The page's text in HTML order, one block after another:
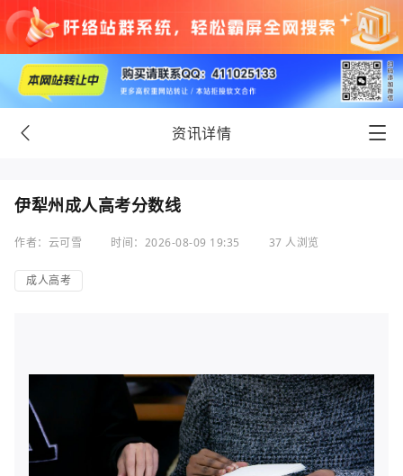
资讯详情
伊犁州成人高考分数线
作者：云可雪 时间：2026-08-09 19:35 37 人浏览
成人高考